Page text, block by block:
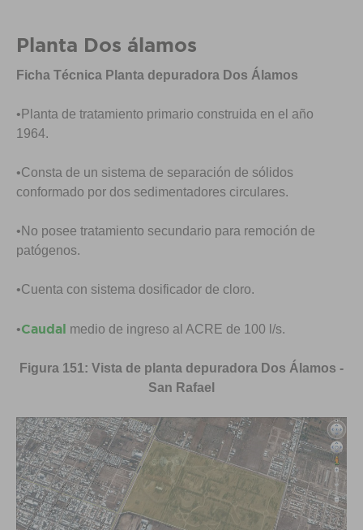
Planta Dos álamos
Ficha Técnica Planta depuradora Dos Álamos
•Planta de tratamiento primario construida en el año
1964.
•Consta de un sistema de separación de sólidos
conformado por dos sedimentadores circulares.
•No posee tratamiento secundario para remoción de
patógenos.
•Cuenta con sistema dosificador de cloro.
•Caudal medio de ingreso al ACRE de 100 l/s.
Figura 151: Vista de planta depuradora Dos Álamos -
San Rafael